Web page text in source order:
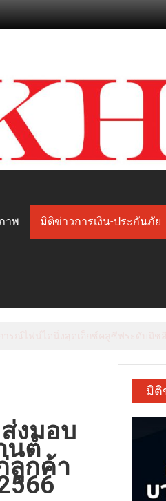
าพ มิติข่าวการเงิน-ประกันภัย
งมอบ
นต์
ลูกค้า
มิติ